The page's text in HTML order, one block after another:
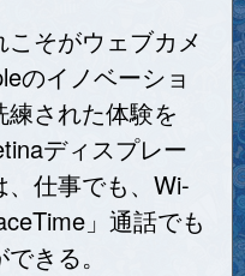
そがウェブカメ
のイノベーショ
された体験を
ディスプレー
仕事でも、Wi-
」通話でも
きる。